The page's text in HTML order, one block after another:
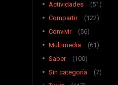
Actividades
(51)
Compartir
(122)
Convivir
(56)
Multimedia
(61)
Saber
(100)
Sin categoría
(7)